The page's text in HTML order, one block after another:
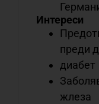
Интереси
преди
диабет
жлеза